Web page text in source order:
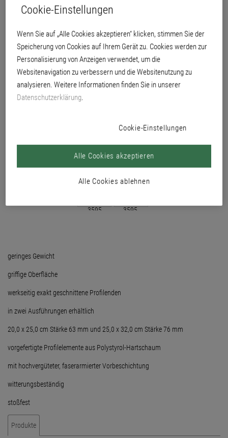
Fassadenflächen, ideal in Verbindung mit den Brillux WDV-Systemen. Zur
besonderen Gestaltung in Verbindung mit den Rahmenprofilen.
geringes Gewicht
griffige Oberfläche
werkseitig exakt geschnittene Profilenden
in zwei Ausführungen erhältlich
20,0 x 25,0 cm Stärke 63 mm und 25,0 x 32,0 cm Stärke 76 mm
vorgefertigte Profilelemente aus Polystyrol-Hartschaum
mit hochvergüteter, faserarmierter Vorbeschichtung
witterungsbeständig
stoßfest
Produkte
Cookie-Einstellungen
Wenn Sie auf „Alle Cookies akzeptieren“ klicken, stimmen Sie der
Speicherung von Cookies auf Ihrem Gerät zu. Cookies werden zur
Personalisierung von Anzeigen verwendet, um die
Websitenavigation zu verbessern und die Websitenutzung zu
analysieren. Weitere Informationen finden Sie in unserer
Datenschutzerklärung.
Cookie-Einstellungen
Alle Cookies ablehnen
Alle Cookies akzeptieren